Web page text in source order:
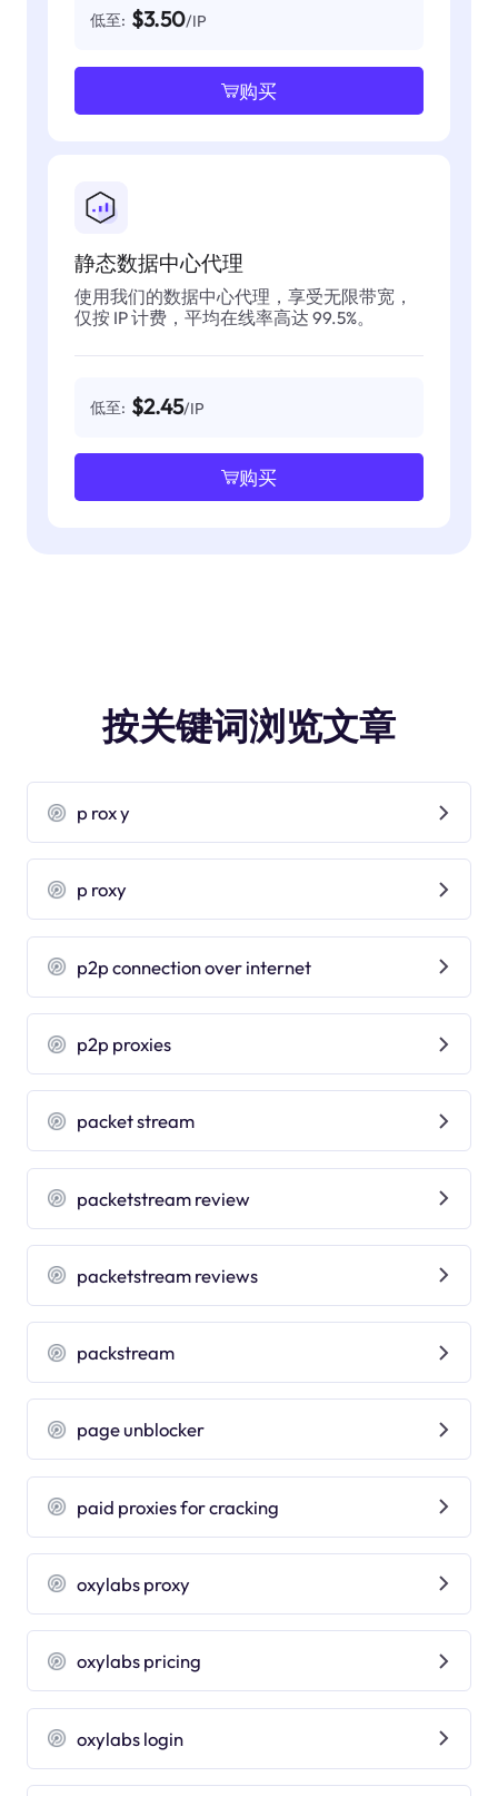
低至: $3.50/IP
购买
静态数据中心代理
使用我们的数据中心代理，享受无限带宽，
仅按 IP 计费，平均在线率高达 99.5%。
低至: $2.45/IP
购买
按关键词浏览文章
p rox y
p roxy
p2p connection over internet
p2p proxies
packet stream
packetstream review
packetstream reviews
packstream
page unblocker
paid proxies for cracking
oxylabs proxy
oxylabs pricing
oxylabs login